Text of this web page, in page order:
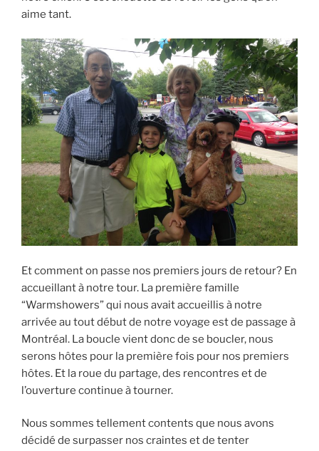
aime tant.
Et comment on passe nos premiers jours de retour? En
accueillant à notre tour. La première famille
“Warmshowers” qui nous avait accueillis à notre
arrivée au tout début de notre voyage est de passage à
Montréal. La boucle vient donc de se boucler, nous
serons hôtes pour la première fois pour nos premiers
hôtes. Et la roue du partage, des rencontres et de
l’ouverture continue à tourner.
Nous sommes tellement contents que nous avons
décidé de surpasser nos craintes et de tenter